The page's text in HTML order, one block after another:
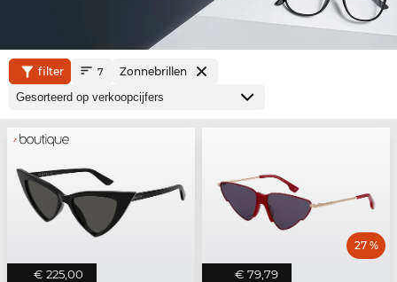
filter 7 Zonnebrillen
€ 225,00 € 79,79
27 %